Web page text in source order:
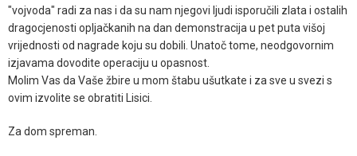
"vojvoda" radi za nas i da su nam njegovi ljudi isporučili zlata i ostalih
dragocjenosti opljačkanih na dan demonstracija u pet puta višoj
vrijednosti od nagrade koju su dobili. Unatoč tome, neodgovornim
izjavama dovodite operaciju u opasnost.
Molim Vas da Vaše žbire u mom štabu ušutkate i za sve u svezi s
ovim izvolite se obratiti Lisici.
Za dom spreman.